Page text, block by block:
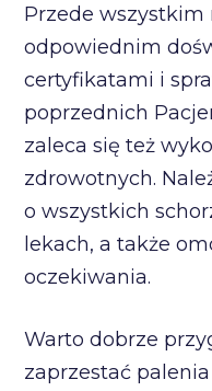
Przede wszystkim
odpowiednim
certyfikatami i
poprzednich
zaleca się też
zdrowotnych.
o wszystkich
lekach, a także
oczekiwania.
Warto dobrze
zaprzestać